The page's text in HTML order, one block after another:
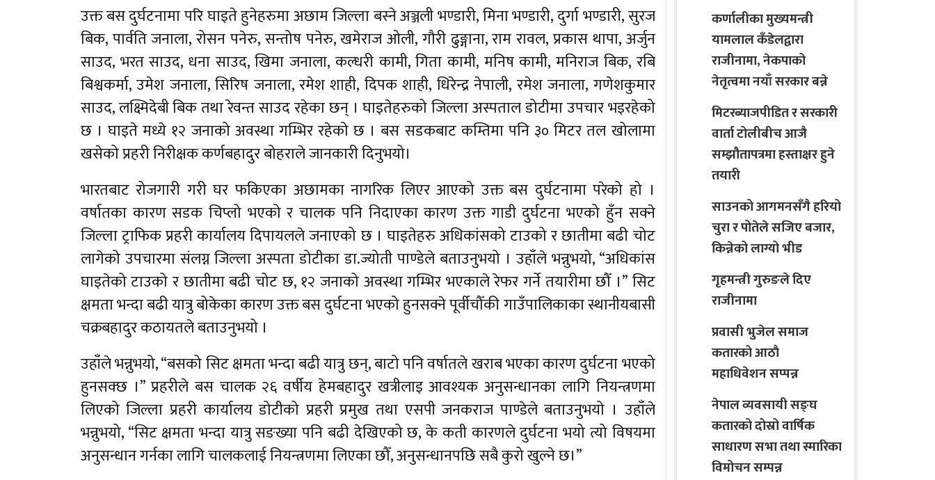
उक्त बस दुर्घटनामा परि घाइते हुनेहरुमा अछाम जिल्ला बस्ने अञ्जली भण्डारी, मिना भण्डारी, दुर्गा भण्डारी, सुरज
बिक, पार्वति जनाला, रोसन पनेरु, सन्तोष पनेरु, खमेराज ओली, गौरी ढुङ्गाना, राम रावल, प्रकास थापा, अर्जुन
साउद, भरत साउद, धना साउद, खिमा जनाला, कल्धरी कामी, गिता कामी, मनिष कामी, मनिराज बिक, रबि
बिश्वकर्मा, उमेश जनाला, सिरिष जनाला, रमेश शाही, दिपक शाही, धिरेन्द्र नेपाली, रमेश जनाला, गणेशकुमार
साउद, लक्ष्मिदेबी बिक तथा रेवन्त साउद रहेका छन् । घाइतेहरुको जिल्ला अस्पताल डोटीमा उपचार भइरहेको
छ । घाइते मध्ये १२ जनाको अवस्था गम्भिर रहेको छ । बस सडकबाट कम्तिमा पनि ३० मिटर तल खोलामा
खसेको प्रहरी निरीक्षक कर्णबहादुर बोहराले जानकारी दिनुभयो।
भारतबाट रोजगारी गरी घर फकिएका अछामका नागरिक लिएर आएको उक्त बस दुर्घटनामा परेको हो ।
वर्षातका कारण सडक चिप्लो भएको र चालक पनि निदाएका कारण उक्त गाडी दुर्घटना भएको हुँन सक्ने
जिल्ला ट्राफिक प्रहरी कार्यालय दिपायलले जनाएको छ । घाइतेहरु अधिकांसको टाउको र छातीमा बढी चोट
लागेको उपचारमा संलग्न जिल्ला अस्पता डोटीका डा.ज्योती पाण्डेले बताउनुभयो । उहाँले भन्नुभयो, “अधिकांस
घाइतेको टाउको र छातीमा बढी चोट छ, १२ जनाको अवस्था गम्भिर भएकाले रेफर गर्ने तयारीमा छौँ ।” सिट
क्षमता भन्दा बढी यात्रु बोकेका कारण उक्त बस दुर्घटना भएको हुनसक्ने पूर्वीचौँकी गाउँपालिकाका स्थानीयबासी
चक्रबहादुर कठायतले बताउनुभयो ।
उहाँले भन्नुभयो, “बसको सिट क्षमता भन्दा बढी यात्रु छन्, बाटो पनि वर्षातले खराब भएका कारण दुर्घटना भएको
हुनसक्छ ।” प्रहरीले बस चालक २६ वर्षीय हेमबहादुर खत्रीलाइ आवश्यक अनुसन्धानका लागि नियन्त्रणमा
लिएको जिल्ला प्रहरी कार्यालय डोटीको प्रहरी प्रमुख तथा एसपी जनकराज पाण्डेले बताउनुभयो । उहाँले
भन्नुभयो, “सिट क्षमता भन्दा यात्रु सङख्या पनि बढी देखिएको छ, के कती कारणले दुर्घटना भयो त्यो विषयमा
अनुसन्धान गर्नका लागि चालकलाई नियन्त्रणमा लिएका छौँ, अनुसन्धानपछि सबै कुरो खुल्ने छ।”
कर्णालीका मुख्यमन्त्री
यामलाल कँडेलद्वारा
राजीनामा, नेकपाको
नेतृत्वमा नयाँ सरकार बन्ने
मिटरब्याजपीडित र सरकारी
वार्ता टोलीबीच आजै
सम्झौतापत्रमा हस्ताक्षर हुने
तयारी
साउनको आगमनसँगै हरियो
चुरा र पोतेले सजिए बजार,
किन्नेको लाग्यो भीड
गृहमन्त्री गुरुङले दिए
राजीनामा
प्रवासी भुजेल समाज
कतारको आठाै
महाधिवेशन सप्पन्न
नेपाल व्यवसायी सङ्घ
कतारको दोस्रो वार्षिक
साधारण सभा तथा स्मारिका
विमोचन सम्पन्न